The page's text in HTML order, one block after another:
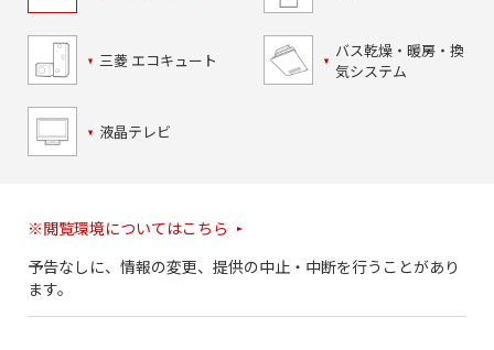
三菱 エコキュート
バス乾燥・暖房・換
気システム
液晶テレビ
※閲覧環境についてはこちら
予告なしに、情報の変更、提供の中止・中断を行うことがあり
ます。